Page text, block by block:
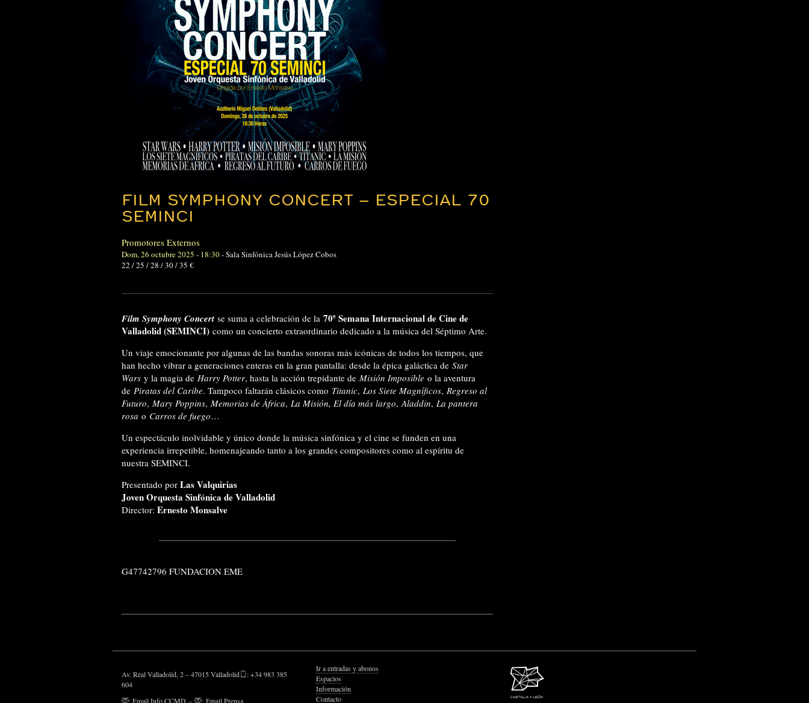
FILM SYMPHONY CONCERT – ESPECIAL 70
SEMINCI
Promotores Externos
Dom, 26 octubre 2025 - 18:30-Sala Sinfónica Jesús López Cobos
22 / 25 / 28 / 30 / 35 €
Film Symphony Concertse suma a celebración de la 70ª Semana Internacional de Cine de
Valladolid (SEMINCI) como un concierto extraordinario dedicado a la música del Séptimo Arte.
Un viaje emocionante por algunas de las bandas sonoras más icónicas de todos los tiempos, que
han hecho vibrar a generaciones enteras en la gran pantalla: desde la épica galáctica de Star
Wars y la magia de Harry Potter, hasta la acción trepidante de Misión Imposible o la aventura
de Piratas del Caribe. Tampoco faltarán clásicos como Titanic, Los Siete Magníficos, Regreso al
Futuro, Mary Poppins, Memorias de África, La Misión, El día más largo,Aladdin, La pantera
rosa o Carros de fuego…
Un espectáculo inolvidable y único donde la música sinfónica y el cine se funden en una
experiencia irrepetible, homenajeando tanto a los grandes compositores como al espíritu de
nuestra SEMINCI.
Presentado por Las Valquirias
Joven Orquesta Sinfónica de Valladolid
Director: Ernesto Monsalve
G47742796 FUNDACION EME
Av. Real Valladolid, 2 – 47015 Valladolid
: +34 983 385
604
:Email Info CCMD – : Email Prensa
Ir a entradas y abonos
Espacios
Información
Contacto